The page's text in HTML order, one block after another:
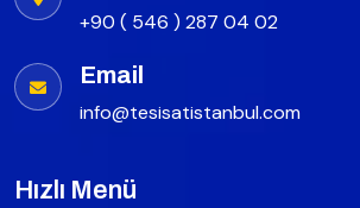
+90 ( 546 ) 287 04 02
Email
info@tesisatistanbul.com
Hızlı Menü